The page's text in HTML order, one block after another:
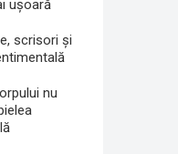
ușoară
scrisori și
nu